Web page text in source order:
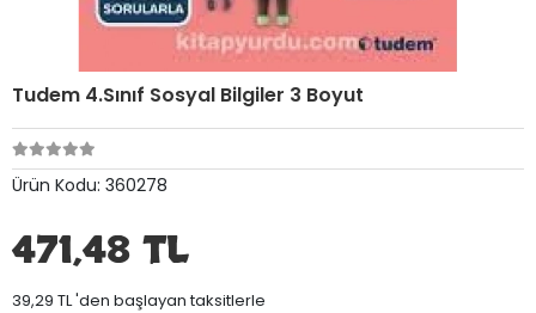
Tudem 4.Sınıf Sosyal Bilgiler 3 Boyut
Ürün Kodu: 360278
471,48 TL
39,29 TL 'den başlayan taksitlerle